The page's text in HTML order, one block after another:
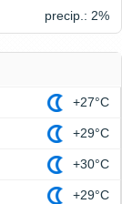
precip.: 2%
+27°C
+29°C
+30°C
+29°C